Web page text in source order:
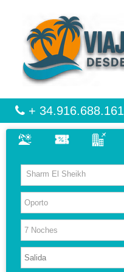
+ 34.916.688.161
VIAJES
VUELO + HOTEL
MULTIDESTINOS
HOTELES
Sharm El Sheikh